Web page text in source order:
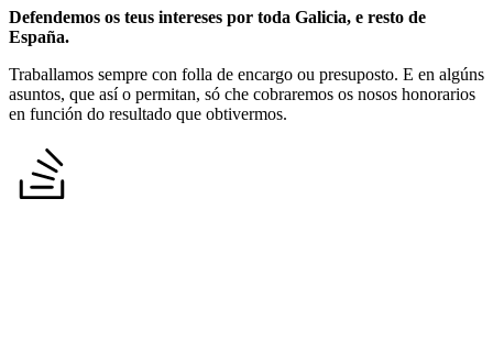
Defendemos os teus intereses por toda Galicia, e resto de
España.
Traballamos sempre con folla de encargo ou presuposto. E en algúns
asuntos, que así o permitan, só che cobraremos os nosos honorarios
en función do resultado que obtivermos.